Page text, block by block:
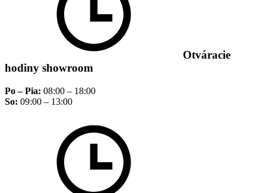
Otváracie
hodiny showroom
Po – Pia: 08:00 – 18:00
So: 09:00 – 13:00